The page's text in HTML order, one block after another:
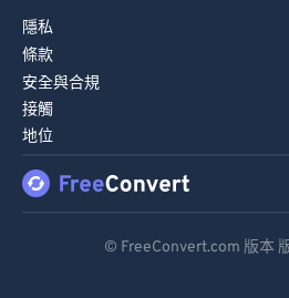
隱私
條款
安全與合規
接觸
地位
© FreeConvert.com 版本